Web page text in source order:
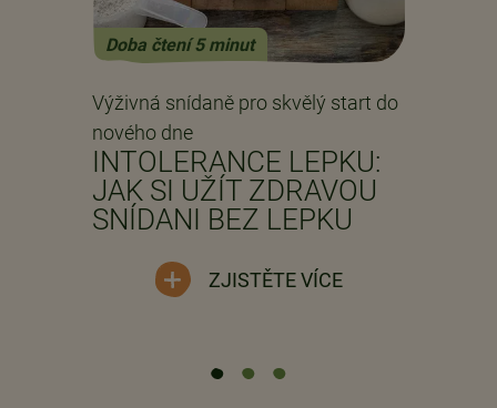
Doba čtení 5 minut
Výživná snídaně pro skvělý start do
nového dne
INTOLERANCE LEPKU:
JAK SI UŽÍT ZDRAVOU
SNÍDANI BEZ LEPKU
ZJISTĚTE VÍCE